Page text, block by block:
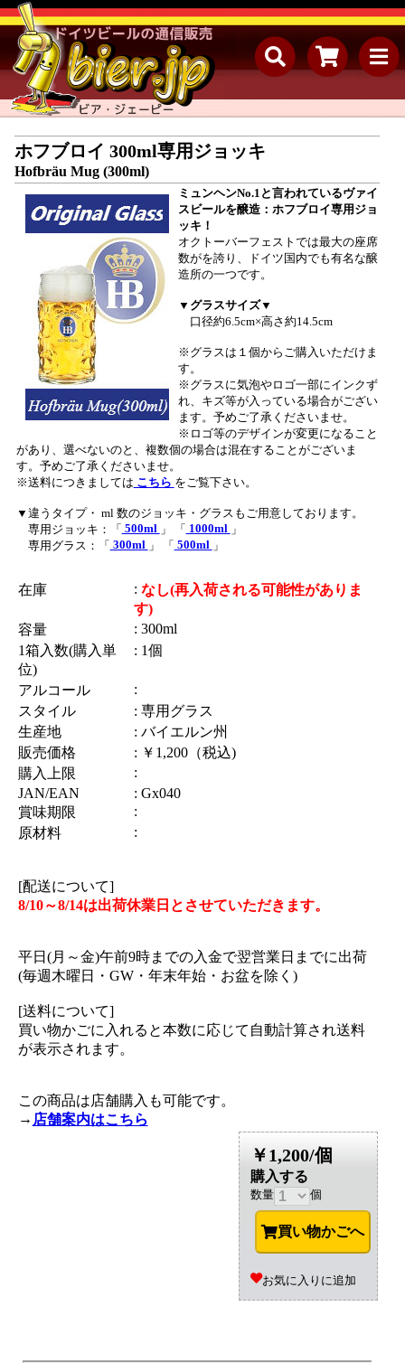
ホフブロイ 300ml専用ジョッキ
Hofbräu Mug (300ml)
ミュンヘンNo.1と言われているヴァイ
スビールを醸造：ホフブロイ専用ジョ
ッキ！
オクトーバーフェストでは最大の座席
数がを誇り、ドイツ国内でも有名な醸
造所の一つです。
▼グラスサイズ▼
口径約6.5cm×高さ約14.5cm
※グラスは１個からご購入いただけま
す。
※グラスに気泡やロゴ一部にインクず
れ、キズ等が入っている場合がござい
ます。予めご了承くださいませ。
※ロゴ等のデザインが変更になること
があり、選べないのと、複数個の場合は混在することがございま
す。予めご了承くださいませ。
※送料につきましては こちら をご覧下さい。
▼違うタイプ・ ml 数のジョッキ・グラスもご用意しております。
専用ジョッキ：「 500ml 」 「 1000ml 」
専用グラス：「 300ml 」 「 500ml 」
在庫 : なし(再入荷される可能性がありま
す)
容量
: 300ml
1箱入数(購入単
位)
: 1個
アルコール
:
スタイル
: 専用グラス
生産地
: バイエルン州
販売価格
: ￥1,200（税込)
購入上限
:
JAN/EAN
: Gx040
賞味期限
:
原材料
:
[配送について]
8/10～8/14は出荷休業日とさせていただきます。
平日(月～金)午前9時までの入金で翌営業日までに出荷
(毎週木曜日・GW・年末年始・お盆を除く)
[送料について]
買い物かごに入れると本数に応じて自動計算され送料
が表示されます。
この商品は店舗購入も可能です。
→ 店舗案内はこちら
￥1,200/個
購入する
数量 個
買い物かごへ
お気に入りに追加